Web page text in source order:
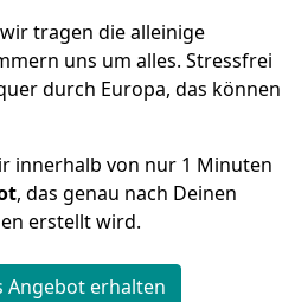
tragen die alleinige
uns um alles. Stressfrei
durch Europa, das können
innerhalb von nur 1 Minuten
, das genau nach Deinen
erstellt wird.
Angebot erhalten